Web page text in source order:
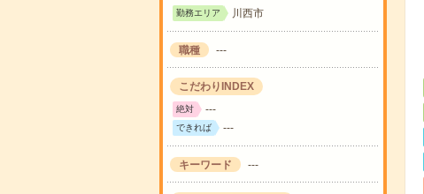
勤務エリア 川西市
職種 ---
こだわりINDEX
絶対 ---
できれば ---
キーワード ---